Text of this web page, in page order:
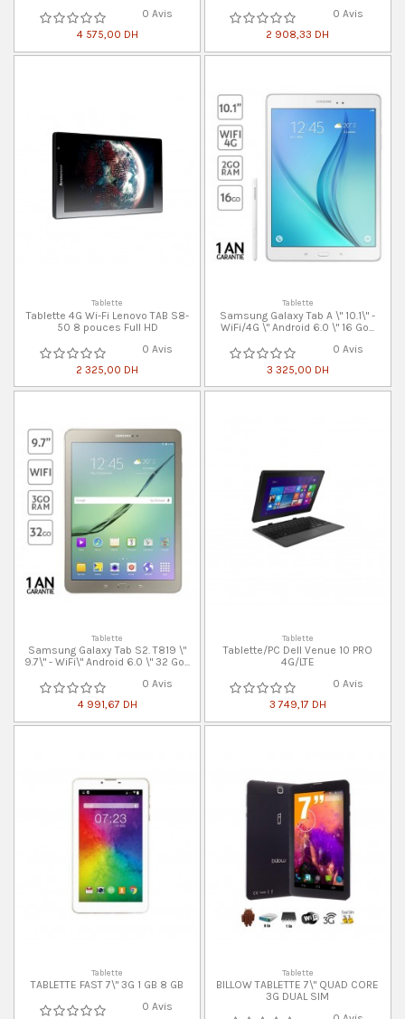
0 Avis
4 575,00 DH
0 Avis
2 908,33 DH
Tablette
Tablette 4G Wi-Fi Lenovo TAB S8-
50 8 pouces Full HD
0 Avis
2 325,00 DH
Tablette
Samsung Galaxy Tab A \" 10.1\" -
WiFi/4G \" Android 6.0 \" 16 Go...
0 Avis
3 325,00 DH
Tablette
Samsung Galaxy Tab S2. T819 \"
9.7\" - WiFi\" Android 6.0 \" 32 Go...
0 Avis
4 991,67 DH
Tablette
Tablette/PC Dell Venue 10 PRO
4G/LTE
0 Avis
3 749,17 DH
Tablette
TABLETTE FAST 7\" 3G 1 GB 8 GB
0 Avis
Tablette
BILLOW TABLETTE 7\" QUAD CORE
3G DUAL SIM